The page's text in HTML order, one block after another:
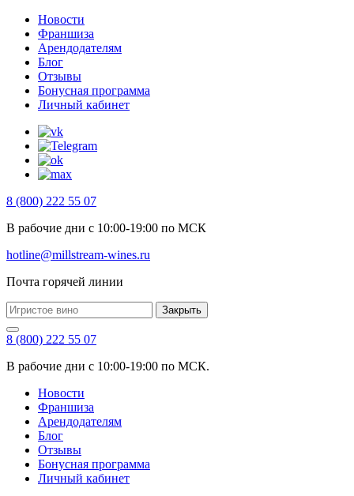
Новости
Франшиза
Арендодателям
Блог
Отзывы
Бонусная программа
Личный кабинет
8 (800) 222 55 07
В рабочие дни с 10:00-19:00 по МСК
hotline@millstream-wines.ru
Почта горячей линии
Закрыть
8 (800) 222 55 07
В рабочие дни с 10:00-19:00 по МСК.
Новости
Франшиза
Арендодателям
Блог
Отзывы
Бонусная программа
Личный кабинет